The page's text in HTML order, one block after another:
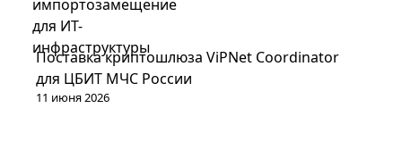
Проекты
11 июня 2026
Поставка криптошлюза ViPNet Coordinator
для ЦБИТ МЧС России